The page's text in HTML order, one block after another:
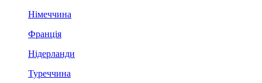
Німеччина
Франція
Нідерланди
Туреччина